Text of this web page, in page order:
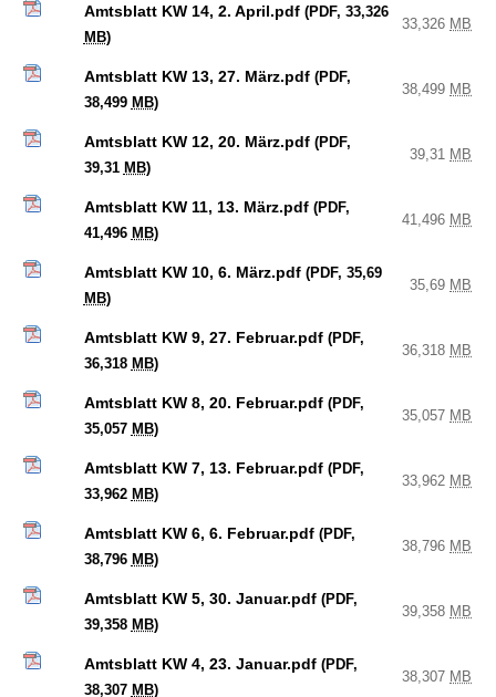
Amtsblatt KW 14, 2. April.pdf (PDF, 33,326
MB)
33,326 MB
Amtsblatt KW 13, 27. März.pdf (PDF,
38,499 MB)
38,499 MB
Amtsblatt KW 12, 20. März.pdf (PDF,
39,31 MB)
39,31 MB
Amtsblatt KW 11, 13. März.pdf (PDF,
41,496 MB)
41,496 MB
Amtsblatt KW 10, 6. März.pdf (PDF, 35,69
MB)
35,69 MB
Amtsblatt KW 9, 27. Februar.pdf (PDF,
36,318 MB)
36,318 MB
Amtsblatt KW 8, 20. Februar.pdf (PDF,
35,057 MB)
35,057 MB
Amtsblatt KW 7, 13. Februar.pdf (PDF,
33,962 MB)
33,962 MB
Amtsblatt KW 6, 6. Februar.pdf (PDF,
38,796 MB)
38,796 MB
Amtsblatt KW 5, 30. Januar.pdf (PDF,
39,358 MB)
39,358 MB
Amtsblatt KW 4, 23. Januar.pdf (PDF,
38,307 MB)
38,307 MB